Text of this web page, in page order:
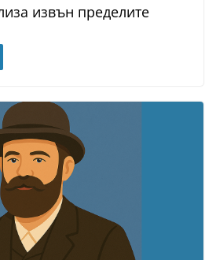
извън пределите